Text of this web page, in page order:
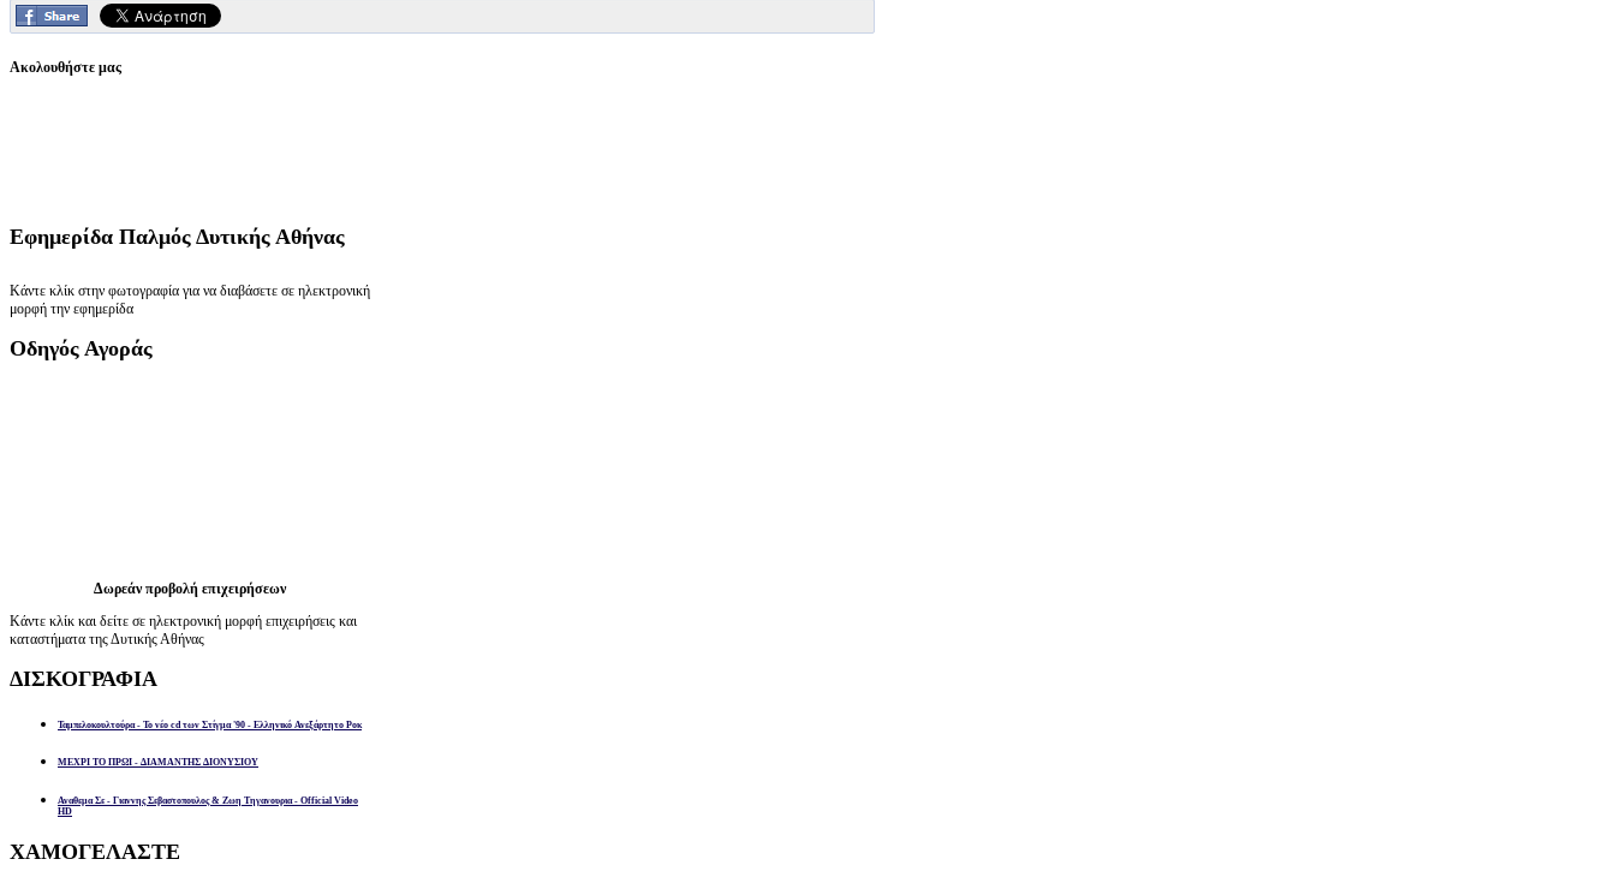
Ακολουθήστε μας
Εφημερίδα Παλμός Δυτικής Αθήνας
Κάντε κλίκ στην φωτογραφία για να διαβάσετε σε ηλεκτρονική
μορφή την εφημερίδα
Οδηγός Αγοράς
Δωρεάν προβολή επιχειρήσεων
Κάντε κλίκ και δείτε σε ηλεκτρονική μορφή επιχειρήσεις και
καταστήματα της Δυτικής Αθήνας
ΔΙΣΚΟΓΡΑΦΙΑ
Ταμπελοκουλτούρα - Το νέο cd των Στίγμα '90 - Ελληνικό Ανεξάρτητο Ροκ
ΜΕΧΡΙ ΤΟ ΠΡΩΙ - ΔΙΑΜΑΝΤΗΣ ΔΙΟΝΥΣΙΟΥ
Αναθεμα Σε - Γιαννης Σεβαστοπουλος & Ζωη Τηγανουρια - Official Video
HD
ΧΑΜΟΓΕΛΑΣΤΕ